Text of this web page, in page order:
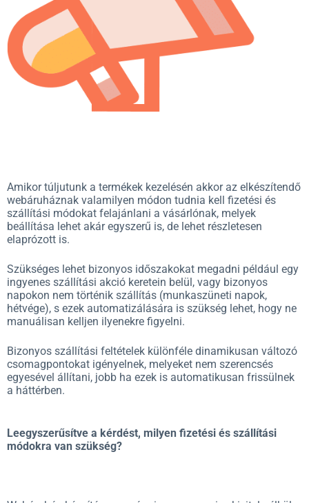
Amikor túljutunk a termékek kezelésén akkor az elkészítendő
webáruháznak valamilyen módon tudnia kell fizetési és
szállítási módokat felajánlani a vásárlónak, melyek
beállítása lehet akár egyszerű is, de lehet részletesen
elaprózott is.
Szükséges lehet bizonyos időszakokat megadni például egy
ingyenes szállítási akció keretein belül, vagy bizonyos
napokon nem történik szállítás (munkaszüneti napok,
hétvége), s ezek automatizálására is szükség lehet, hogy ne
manuálisan kelljen ilyenekre figyelni.
Bizonyos szállítási feltételek különféle dinamikusan változó
csomagpontokat igényelnek, melyeket nem szerencsés
egyesével állítani, jobb ha ezek is automatikusan frissülnek
a háttérben.
Leegyszerűsítve a kérdést, milyen fizetési és szállítási
módokra van szükség?